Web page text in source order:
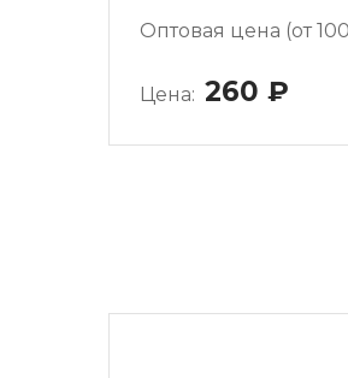
Оптовая цена (от
Цена: 260